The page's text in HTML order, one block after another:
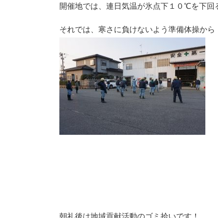
開催地では、連日気温が氷点下１０℃を下回
それでは、寒さに負けないよう準備体操から
朝礼後は地域貢献活動のゴミ拾いです！